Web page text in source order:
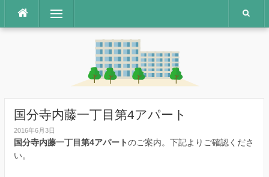
テ
メニュー
国分寺内藤一丁目第4アパート
2016年6月3日
国分寺内藤一丁目第4アパートのご案内。下記よりご確認くださ
い。